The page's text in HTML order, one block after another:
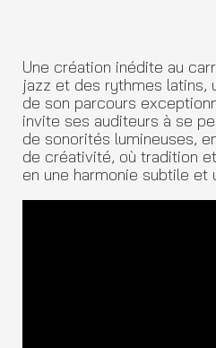
Une création inédite au
jazz et des rythmes latins,
de son parcours
invite ses auditeurs à se
de sonorités lumineuses,
de créativité, où tradition
en une harmonie subtile et